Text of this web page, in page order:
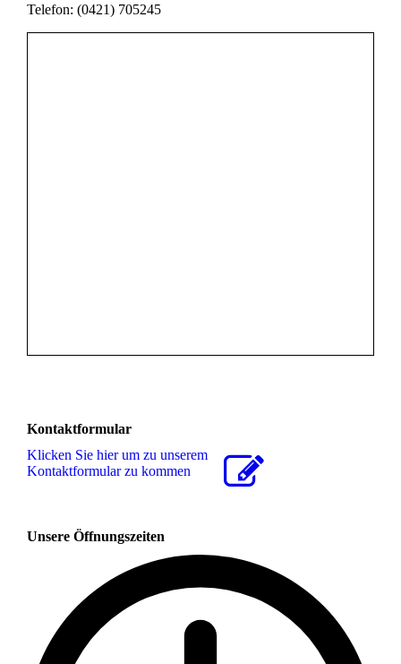
Telefon: (0421) 705245
Kontaktformular
Klicken Sie hier um zu unserem
Kon­takt­for­mu­lar zu kommen
Unsere Öffnungszeiten